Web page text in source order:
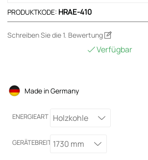
PRODUKTKODE: HRAE-410
Schreiben Sie die 1. Bewertung
Verfügbar
Made in Germany
ENERGIEART Holzkohle
GERÄTEBREITE1730 mm